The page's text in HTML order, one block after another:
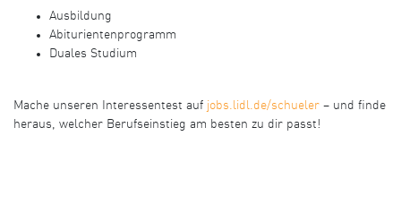
Ausbildung
Abiturientenprogramm
Duales Studium
Mache unseren Interessentest auf jobs.lidl.de/schueler – und finde
heraus, welcher Berufseinstieg am besten zu dir passt!